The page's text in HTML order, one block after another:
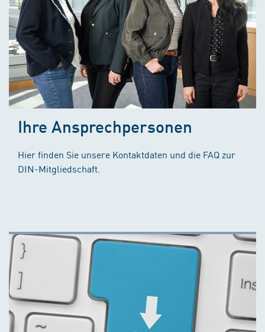
Ihre Ansprechpersonen
Hier finden Sie unsere Kontaktdaten und die FAQ zur
DIN-Mitgliedschaft.